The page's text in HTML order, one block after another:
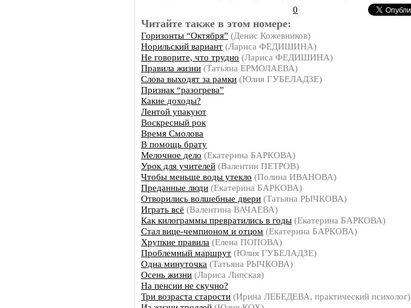
0
Читайте также в этом номере:
Горизонты “Октября” (Денис Кожевников)
Норильский вариант (Лариса ФЕДИШИНА)
Не говорите, что трудно (Лариса ФЕДИШИНА)
Правила жизни (Татьяна ЕРМОЛАЕВА)
Слова выходят за рамки (Юлия ГУБЕЛАДЗЕ)
Признак “разогрева”
Какие доходы?
Лентой упакуют
Воскресный рок
Время Смолова
В помощь брату
Мелочное дело (Екатерина БАРКОВА)
Урок для учителей (Валентин ПЕТРОВ)
Чтобы меньше воды утекло (Полина ИВАНОВА)
Преданные люди (Екатерина БАРКОВА)
Отворились волшебные двери (Татьяна РЫЧКОВА)
Играть всё (Валентина ВАЧАЕВА)
Как килограммы превратились в годы (Екатерина БАРКОВА)
Стал вице-чемпионом и отцом (Екатерина БАРКОВА)
Хрупкие правила (Елена ПОПОВА)
Проблемный маршрут (Юлия ГУБЕЛАДЗЕ)
Одна минуточка (Татьяна РЫЧКОВА)
Осень жизни (Лариса Липская)
На пенсии не скучно?
Три возраста старости (Ирина ЛЕБЕДЕВА, практический психолог)